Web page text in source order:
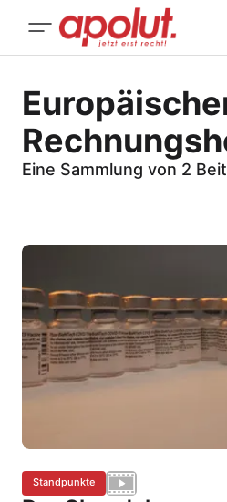
Eine Sammlung von 2
Standpunkte